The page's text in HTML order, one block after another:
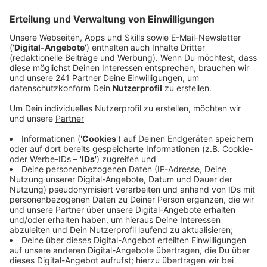
Veröffentlicht:Montag, 06.03.2023 09:06
Anzeige
Comedy
Elvis Eifel - Der Podcast: "Zwangs-WG"